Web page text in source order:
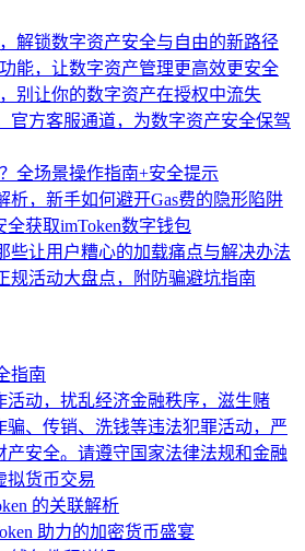
解锁数字资产安全与自由的新路径
能，让数字资产管理更高效更安全
别让你的数字资产在授权中流失
官方客服通道，为数字资产安全保驾
全场景操作指南+安全提示
析，新手如何避开Gas费的隐形陷阱
获取imToken数字钱包
些让用户糟心的加载痛点与解决办法
规活动大盘点，附防骗避坑指南
指南
活动，扰乱经济金融秩序，滋生赌
骗、传销、洗钱等违法犯罪活动，严
产安全。请遵守国家法律法规和金融
拟货币交易
的关联解析
助力的加密货币盛宴